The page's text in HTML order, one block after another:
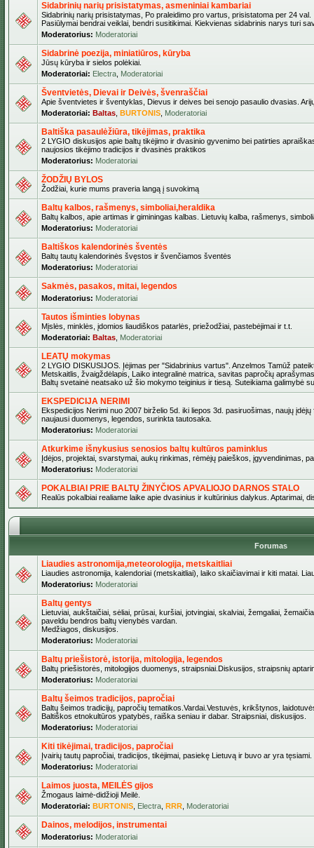
Sidabrinių narių prisistatymas, asmeniniai kambariai
Sidabrinių narių prisistatymas, Po praleidimo pro vartus, prisistatoma per 24 val.
Pasiūlymai bendrai veiklai, bendri susitikimai. Kiekvienas sidabrinis narys turi
Moderatorius: Moderatoriai
Sidabrinė poezija, miniatiūros, kūryba
Jūsų kūryba ir sielos polėkiai.
Moderatoriai: Electra Moderatoriai
Šventvietės, Dievai ir Deivės, švenraščiai
Apie šventvietes ir šventyklas, Dievus ir deives bei senojo pasaulio dvasias.
Moderatoriai: Baltas BURTONIS Moderatoriai
Baltiška pasaulėžiūra, tikėjimas, praktika
2 LYGIO diskusijos apie baltų tikėjimo ir dvasinio gyvenimo bei patirties
naujosios tikėjimo tradicijos ir dvasinės praktikos
Moderatorius: Moderatoriai
ŽODŽIŲ BYLOS
Žodžiai, kurie mums praveria langą į suvokimą
Baltų kalbos, rašmenys, simboliai,heraldika
Baltų kalbos, apie artimas ir giminingas kalbas. Lietuvių kalba, rašmenys,
Moderatorius: Moderatoriai
Baltiškos kalendorinės šventės
Baltų tautų kalendorinės švęstos ir švenčiamos šventės
Moderatorius: Moderatoriai
Sakmės, pasakos, mitai, legendos
Moderatorius: Moderatoriai
Tautos išminties lobynas
Mįslės, minklės, įdomios liaudiškos patarlės, priežodžiai, pastebėjimai ir t.t.
Moderatoriai: Baltas Moderatoriai
LEATŲ mokymas
2 LYGIO DISKUSIJOS. Įėjimas per "Sidabrinius vartus". Anzelmos Tamūž
Metskaitlis, žvaigždėlapis, Laiko integralinė matrica, savitas papročių
Baltų svetainė neatsako už šio mokymo teiginius ir tiesą. Suteikiama galimybė
EKSPEDICIJA NERIMI
Ekspedicijos Nerimi nuo 2007 birželio 5d. iki liepos 3d. pasiruošimas, naujų
naujausi duomenys, legendos, surinkta tautosaka.
Moderatorius: Moderatoriai
Atkurkime išnykusius senosios baltų kultūros paminklus
Įdėjos, projektai, svarstymai, aukų rinkimas, rėmėjų paieškos, įgyvendinimas,
Moderatorius: Moderatoriai
POKALBIAI PRIE BALTŲ ŽINYČIOS APVALIOJO DARNOS STALO
Realūs pokalbiai realiame laike apie dvasinius ir kultūrinius dalykus. Aptarimai,
Forumas
Liaudies astronomija,meteorologija, metskaitliai
Liaudies astronomija, kalendoriai (metskaitliai), laiko skaičiavimai ir kiti matai.
Moderatorius: Moderatoriai
Baltų gentys
Lietuviai, aukštaičiai, sėliai, prūsai, kuršiai, jotvingiai, skalviai, žemgaliai,
paveldu bendros baltų vienybės vardan.
Medžiagos, diskusijos.
Moderatorius: Moderatoriai
Baltų priešistorė, istorija, mitologija, legendos
Baltų priešistorės, mitologijos duomenys, straipsniai.Diskusijos, straipsnių
Moderatorius: Moderatoriai
Baltų šeimos tradicijos, papročiai
Baltų šeimos tradicijų, papročių tematikos.Vardai.Vestuvės, krikštynos,
Baltiškos etnokultūros ypatybės, raiška seniau ir dabar. Straipsniai, diskusijos.
Moderatorius: Moderatoriai
Kiti tikėjimai, tradicijos, papročiai
Įvairių tautų papročiai, tradicijos, tikėjimai, pasiekę Lietuvą ir buvo ar yra tęsiami.
Moderatorius: Moderatoriai
Laimos juosta, MEILĖS gijos
Žmogaus laimė-didžioji Meilė.
Moderatoriai: BURTONIS Electra RRR Moderatoriai
Dainos, melodijos, instrumentai
Moderatorius: Moderatoriai